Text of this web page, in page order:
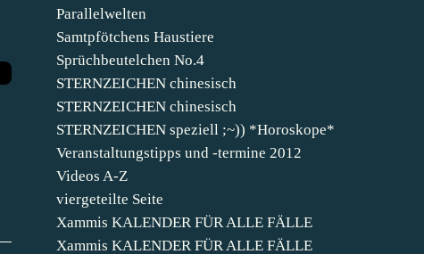
Parallelwelten
Samtpfötchens Haustiere
Sprüchbeutelchen No.4
STERNZEICHEN chinesisch
STERNZEICHEN chinesisch
STERNZEICHEN speziell ;~)) *Horoskope*
Veranstaltungstipps und -termine 2012
Videos A-Z
viergeteilte Seite
Xammis KALENDER FÜR ALLE FÄLLE
Xammis KALENDER FÜR ALLE FÄLLE